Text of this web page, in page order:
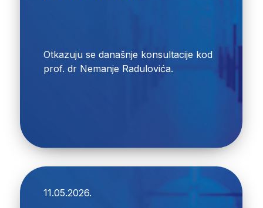
Otkazuju se današnje konsultacije kod
prof. dr Nemanje Radulovića.
11.05.2026.